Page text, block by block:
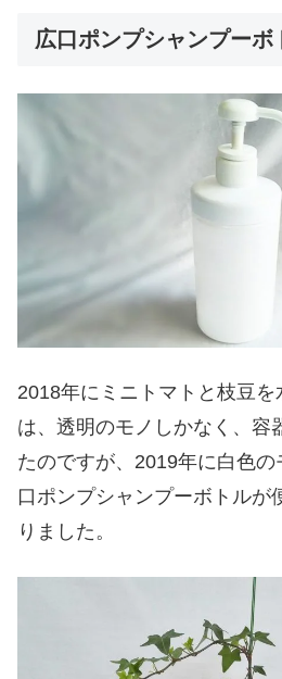
広口ポンプシャンプーボ
2018年にミニトマトと枝豆
は、透明のモノしかなく、容
たのですが、2019年に白色
口ポンプシャンプーボトルが
りました。